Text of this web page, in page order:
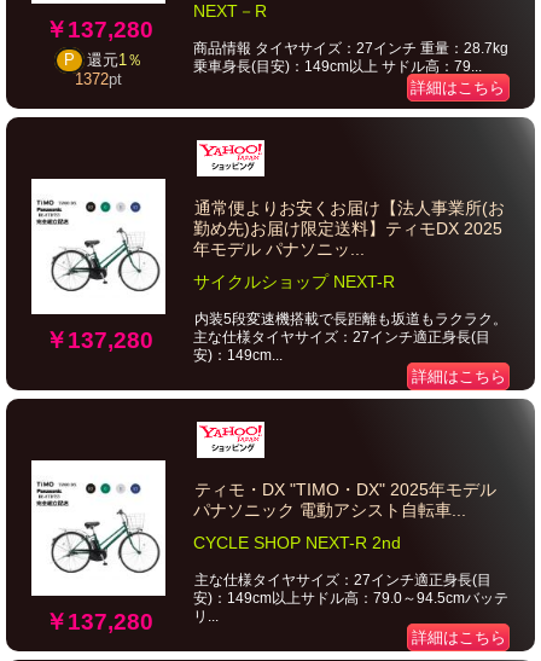
￥137,280
P 還元1％
1372pt
NEXT－R
商品情報 タイヤサイズ：27インチ 重量：28.7kg
乗車身長(目安)：149cm以上 サドル高：79...
詳細はこちら
￥137,280
通常便よりお安くお届け【法人事業所(お
勤め先)お届け限定送料】ティモDX 2025
年モデル パナソニッ...
サイクルショップ NEXT-R
内装5段変速機搭載で長距離も坂道もラクラク。
主な仕様タイヤサイズ：27インチ適正身長(目
安)：149cm...
詳細はこちら
￥137,280
ティモ・DX "TIMO・DX" 2025年モデル
パナソニック 電動アシスト自転車...
CYCLE SHOP NEXT-R 2nd
主な仕様タイヤサイズ：27インチ適正身長(目
安)：149cm以上サドル高：79.0～94.5cmバッテ
リ...
詳細はこちら